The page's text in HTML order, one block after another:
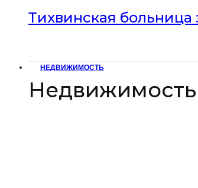
Тихвинская
НЕДВИЖИМОСТЬ
Недвижимость